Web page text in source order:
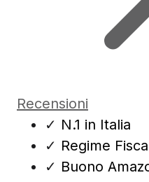
Recensioni
✓ N.1 in Italia
✓ Regime
✓ Buono